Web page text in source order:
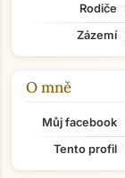
Rodiče
Zázemí
O mně
Můj facebook
Tento profil